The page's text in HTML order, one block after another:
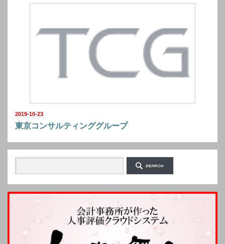
2019-10-23
東京コンサルティンググループ